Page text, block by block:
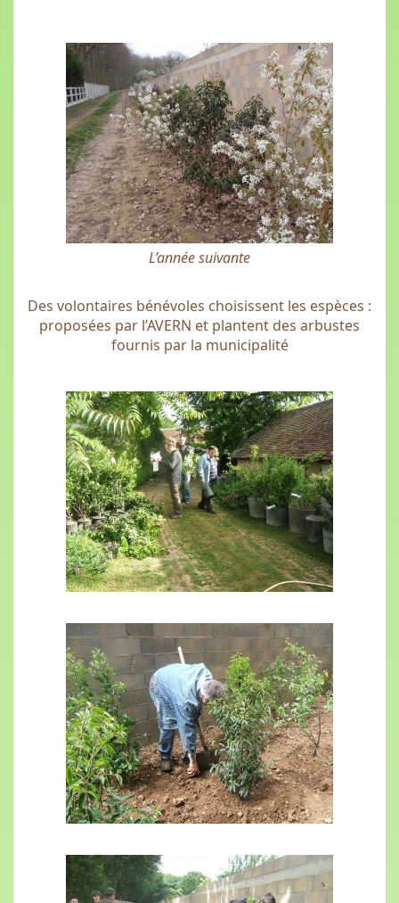
L’année suivante
Des volontaires bénévoles choisissent les espèces :
proposées par l’AVERN et plantent des arbustes
fournis par la municipalité